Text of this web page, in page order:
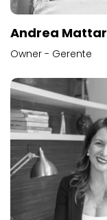
Andrea Mattar
Owner - Gerente